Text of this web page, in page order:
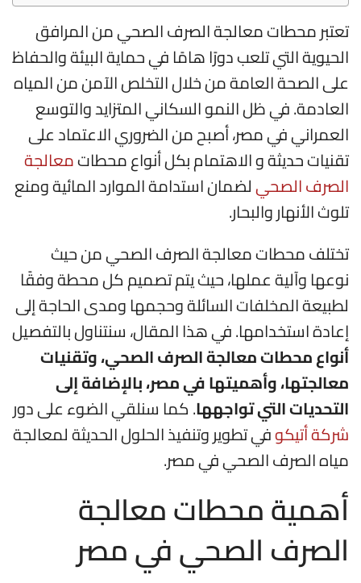
تعتبر محطات معالجة الصرف الصحي من المرافق
الحيوية التي تلعب دورًا هامًا في حماية البيئة والحفاظ
على الصحة العامة من خلال التخلص الآمن من المياه
العادمة. في ظل النمو السكاني المتزايد والتوسع
العمراني في مصر، أصبح من الضروري الاعتماد على
تقنيات حديثة و الاهتمام بكل أنواع محطاتمعالجة
الصرف الصحيلضمان استدامة الموارد المائية ومنع
تلوث الأنهار والبحار.
تختلف محطات معالجة الصرف الصحي من حيث
نوعها وآلية عملها، حيث يتم تصميم كل محطة وفقًا
لطبيعة المخلفات السائلة وحجمها ومدى الحاجة إلى
إعادة استخدامها. في هذا المقال، سنتناول بالتفصيل
أنواع محطات معالجة الصرف الصحي، وتقنيات
معالجتها، وأهميتها في مصر، بالإضافة إلى
التحديات التي تواجهها. كما سنلقي الضوء على دور
شركة أتيكوفي تطوير وتنفيذ الحلول الحديثة لمعالجة
مياه الصرف الصحي في مصر.
أهمية محطات معالجة
الصرف الصحي في مصر